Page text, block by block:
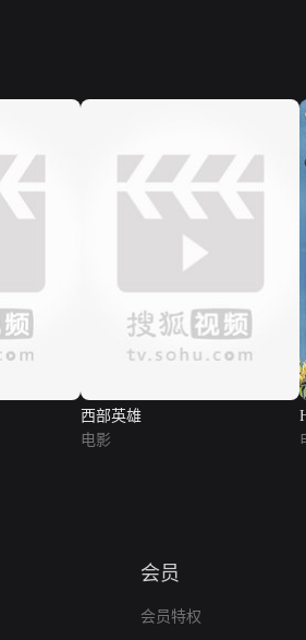
西部英雄
电影
会员
会员特权